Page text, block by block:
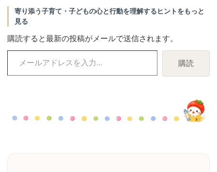
寄り添う子育て・子どもの心と行動を理解するヒントをもっと
見る
購読すると最新の投稿がメールで送信されます。
購読